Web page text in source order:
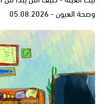
وصحة العيون - 05.08.2026